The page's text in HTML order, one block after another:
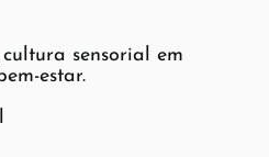
sensorial em
estar.